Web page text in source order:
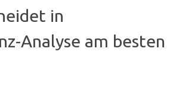
in
Analyse am besten